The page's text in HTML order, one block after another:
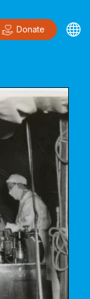
Donate